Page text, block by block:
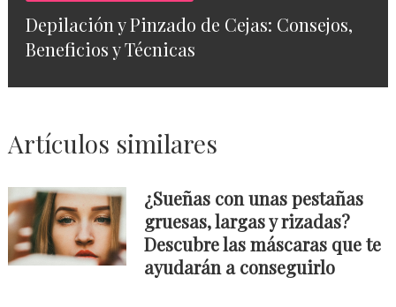
Depilación y Pinzado de Cejas: Consejos,
Beneficios y Técnicas
Artículos similares
¿Sueñas con unas pestañas
gruesas, largas y rizadas?
Descubre las máscaras que te
ayudarán a conseguirlo